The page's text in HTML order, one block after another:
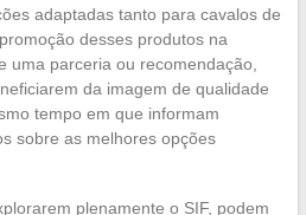
adaptadas tanto para cavalos de
desses produtos na
uma parceria ou recomendação,
da imagem de qualidade
tempo em que informam
sobre as melhores opções
plenamente o SIF, podem